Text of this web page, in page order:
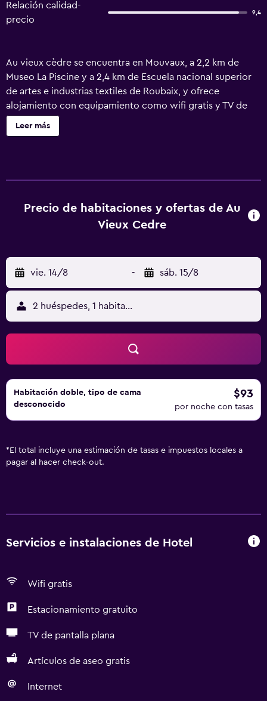
Relación calidad-
precio
9,4
Au vieux cèdre se encuentra en Mouvaux, a 2,2 km de
Museo La Piscine y a 2,4 km de Escuela nacional superior
de artes e industrias textiles de Roubaix, y ofrece
alojamiento con equipamiento como wifi gratis y TV de
pantalla plana. El alojamiento, que está a 2,2 km de
Estación de tren de Jean Lebas, dispone de terraza y
a 3 km del alojamiento, y Estación de tren de Tourcoing
está a 3,4 km. El aeropuerto (Aeropuerto de Lille) está a 17
Leer más
Precio de habitaciones y ofertas de Au
Vieux Cedre
vie. 14/8 - sáb. 15/8
2 huéspedes, 1 habitación
Habitación doble, tipo de cama
desconocido
$93
por noche con tasas
* El total incluye una estimación de tasas e impuestos locales a
pagar al hacer check-out.
Servicios e instalaciones de Hotel
Wifi gratis
Estacionamiento gratuito
TV de pantalla plana
Artículos de aseo gratis
Internet